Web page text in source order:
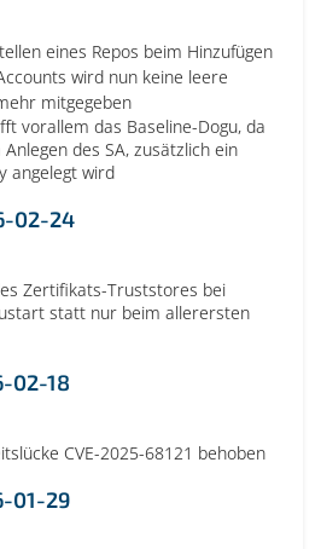
eines Repos beim Hinzufügen
wird nun keine leere
mitgegeben
vorallem das Baseline-Dogu, da
des SA, zusätzlich ein
angelegt wird
02-24
Zertifikats-Truststores bei
statt nur beim allerersten
02-18
CVE-2025-68121 behoben
01-29